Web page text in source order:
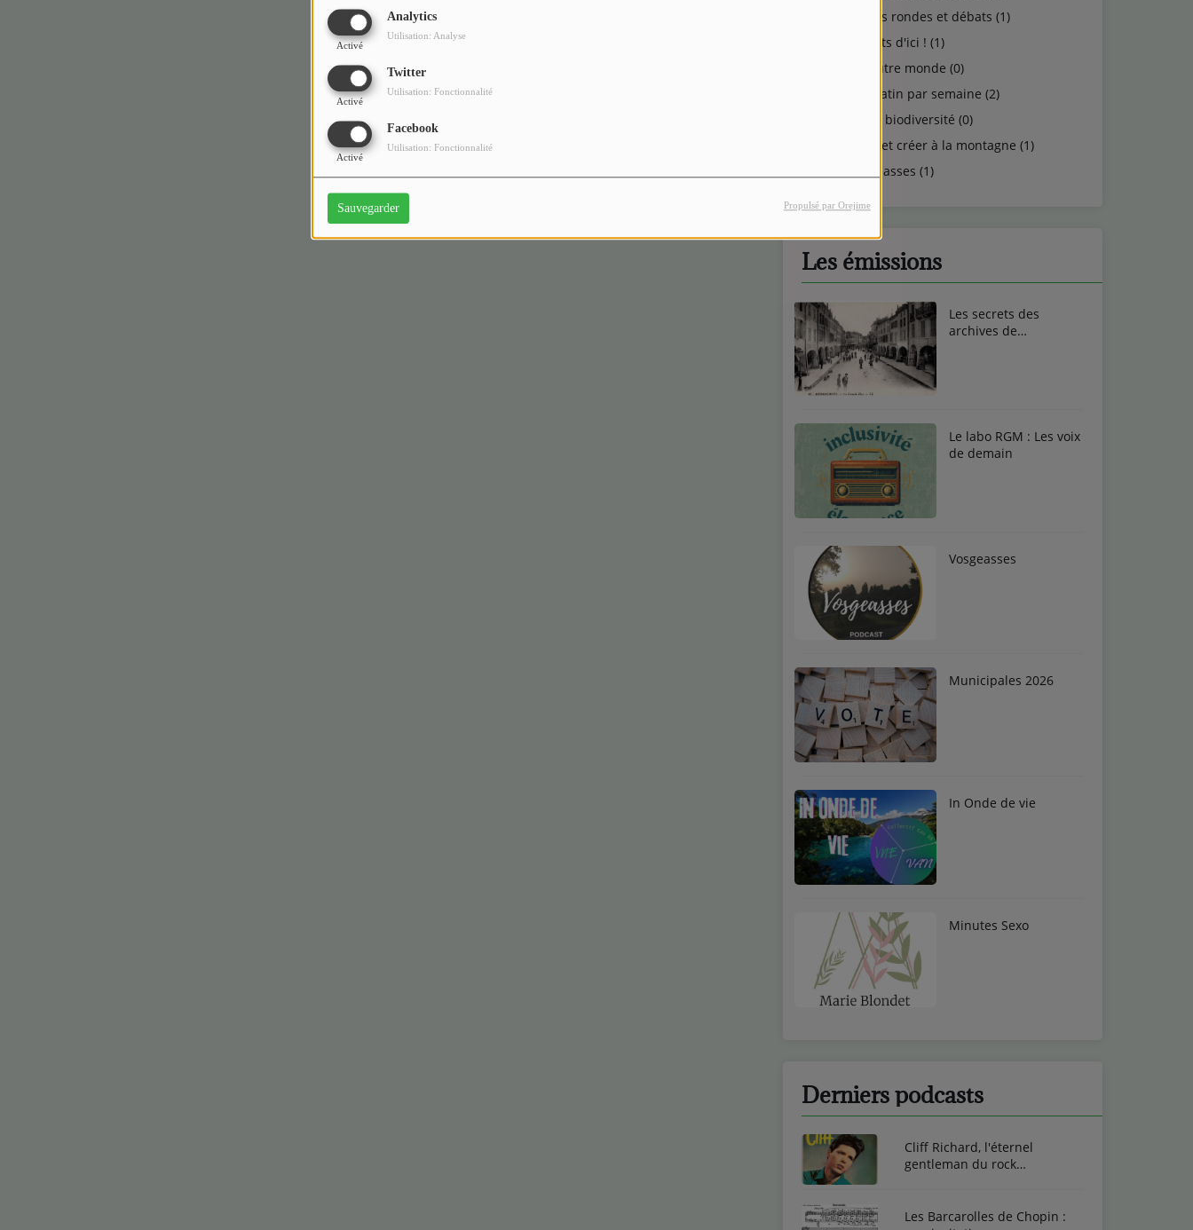
Analytics
Activé
Utilisation: Analyse
Twitter
Activé
Utilisation: Fonctionnalité
Facebook
Activé
Utilisation: Fonctionnalité
Sauvegarder Propulsé par Orejime
Tables rondes et débats (1)
Talents d'ici ! (1)
Un autre monde (0)
Un matin par semaine (2)
Vie et biodiversité (0)
Vivre et créer à la montagne (1)
Vosgeasses (1)
Les émissions
Les secrets des
archives de
Le labo RGM : Les voix
de demain
Vosgeasses
Municipales 2026
In Onde de vie
Minutes Sexo
Derniers podcasts
Cliff Richard, l'éternel
gentleman du rock
Les Barcarolles de Chopin :